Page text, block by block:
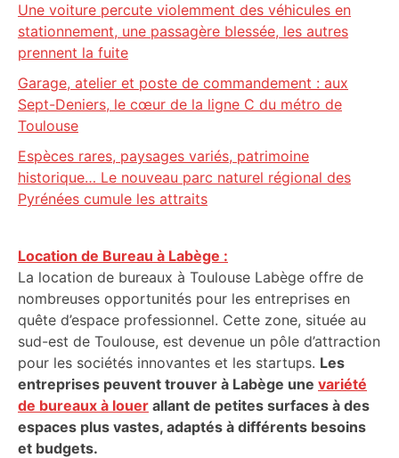
Une voiture percute violemment des véhicules en
stationnement, une passagère blessée, les autres
prennent la fuite
Garage, atelier et poste de commandement : aux
Sept-Deniers, le cœur de la ligne C du métro de
Toulouse
Espèces rares, paysages variés, patrimoine
historique… Le nouveau parc naturel régional des
Pyrénées cumule les attraits
Location de Bureau à Labège :
La location de bureaux à Toulouse Labège offre de
nombreuses opportunités pour les entreprises en
quête d’espace professionnel. Cette zone, située au
sud-est de Toulouse, est devenue un pôle d’attraction
pour les sociétés innovantes et les startups. Les
entreprises peuvent trouver à Labège une variété
de bureaux à louer allant de petites surfaces à des
espaces plus vastes, adaptés à différents besoins
et budgets.